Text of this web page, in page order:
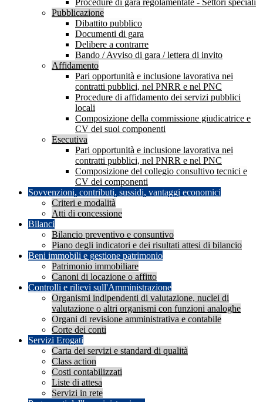
Procedure di gara regolamentate - Settori speciali
Pubblicazione
Dibattito pubblico
Documenti di gara
Delibere a contrarre
Bando / Avviso di gara / lettera di invito
Affidamento
Pari opportunità e inclusione lavorativa nei
contratti pubblici, nel PNRR e nel PNC
Procedure di affidamento dei servizi pubblici
locali
Composizione della commissione giudicatrice e
CV dei suoi componenti
Esecutiva
Pari opportunità e inclusione lavorativa nei
contratti pubblici, nel PNRR e nel PNC
Composizione del collegio consultivo tecnici e
CV dei componenti
Sovvenzioni, contributi, sussidi, vantaggi economici
Criteri e modalità
Atti di concessione
Bilanci
Bilancio preventivo e consuntivo
Piano degli indicatori e dei risultati attesi di bilancio
Beni immobili e gestione patrimonio
Patrimonio immobiliare
Canoni di locazione o affitto
Controlli e rilievi sull'Amministrazione
Organismi indipendenti di valutazione, nuclei di
valutazione o altri organismi con funzioni analoghe
Organi di revisione amministrativa e contabile
Corte dei conti
Servizi Erogati
Carta dei servizi e standard di qualità
Class action
Costi contabilizzati
Liste di attesa
Servizi in rete